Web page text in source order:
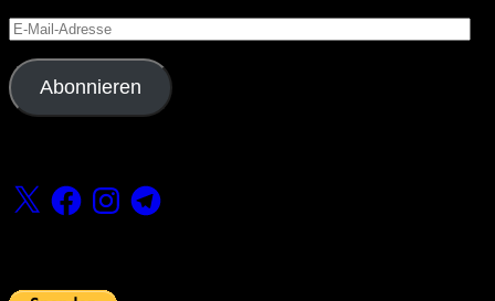
E-
Mail-
Adresse
Abonnieren
X FacebookInstagramTelegram